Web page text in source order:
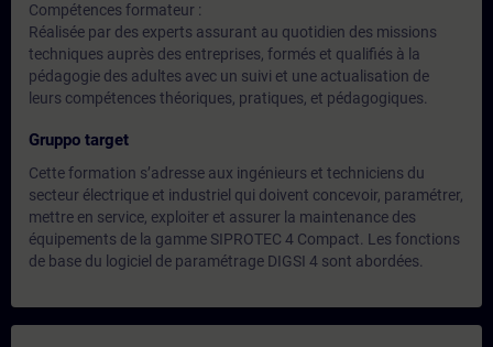
Compétences formateur :
Réalisée par des experts assurant au quotidien des missions
techniques auprès des entreprises, formés et qualifiés à la
pédagogie des adultes avec un suivi et une actualisation de
leurs compétences théoriques, pratiques, et pédagogiques.
Gruppo target
Cette formation s’adresse aux ingénieurs et techniciens du
secteur électrique et industriel qui doivent concevoir, paramétrer,
mettre en service, exploiter et assurer la maintenance des
équipements de la gamme SIPROTEC 4 Compact. Les fonctions
de base du logiciel de paramétrage DIGSI 4 sont abordées.